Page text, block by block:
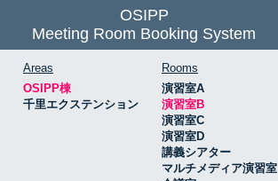
OSIPP
Meeting Room Booking System
Areas
OSIPP棟
千里エクステンション
Rooms
演習室A
演習室B
演習室C
演習室D
講義シアター
マルチメディア演習室